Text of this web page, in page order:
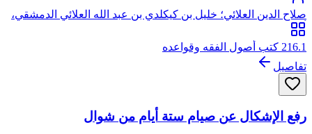
صلاح الدين العلائي؛ خليل بن كيكلدي بن عبد الله العلائي الدمشقي،
أبو سعيد، صلاح الدين
216.1 كتب أصول الفقه وقواعده
تفاصيل
رفع الإشكال عن صيام ستة أيام من شوال